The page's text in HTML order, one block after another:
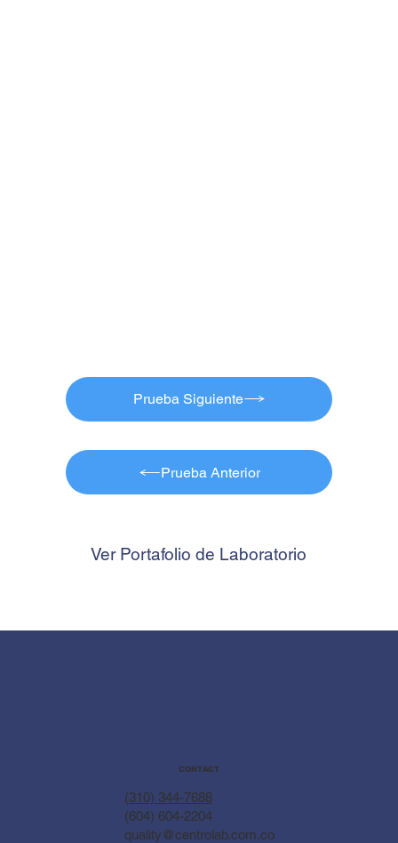
Prueba Anterior
Ver Portafolio de Laboratorio
Prueba Siguiente
CONTACT
(310) 344-7688
(604) 604-2204
quality@centrolab.com.co